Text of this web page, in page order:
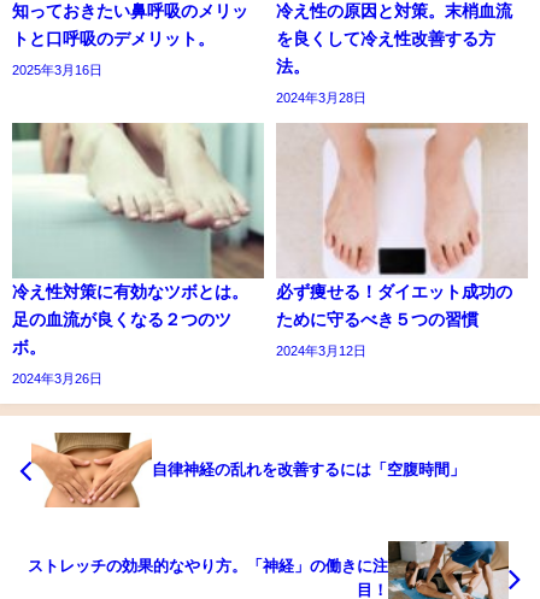
知っておきたい鼻呼吸のメリッ
トと口呼吸のデメリット。
2025年3月16日
冷え性の原因と対策。末梢血流
を良くして冷え性改善する方
法。
2024年3月28日
冷え性対策に有効なツボとは。
足の血流が良くなる２つのツ
ボ。
2024年3月26日
必ず痩せる！ダイエット成功の
ために守るべき５つの習慣
2024年3月12日
自律神経の乱れを改善するには「空腹時間」
ストレッチの効果的なやり方。「神経」の働きに注
目！